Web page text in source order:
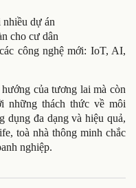
dự án
cho cư dân
công nghệ mới: IoT, AI,
của tương lai mà còn
những thách thức về môi
dụng đa dạng và hiệu quả,
toà nhà thông minh chắc
nghiệp.